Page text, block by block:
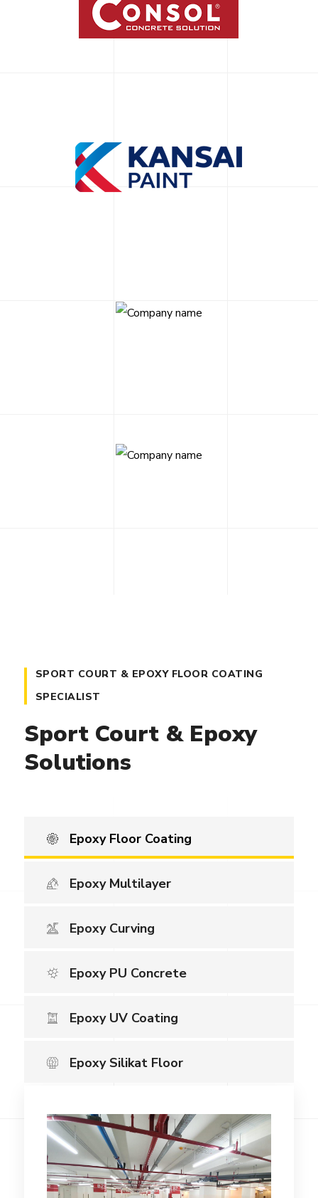
SPORT COURT & EPOXY FLOOR COATING
SPECIALIST
Sport Court & Epoxy
Solutions
Epoxy Floor Coating
Epoxy Multilayer
Epoxy Curving
Epoxy PU Concrete
Epoxy UV Coating
Epoxy Silikat Floor